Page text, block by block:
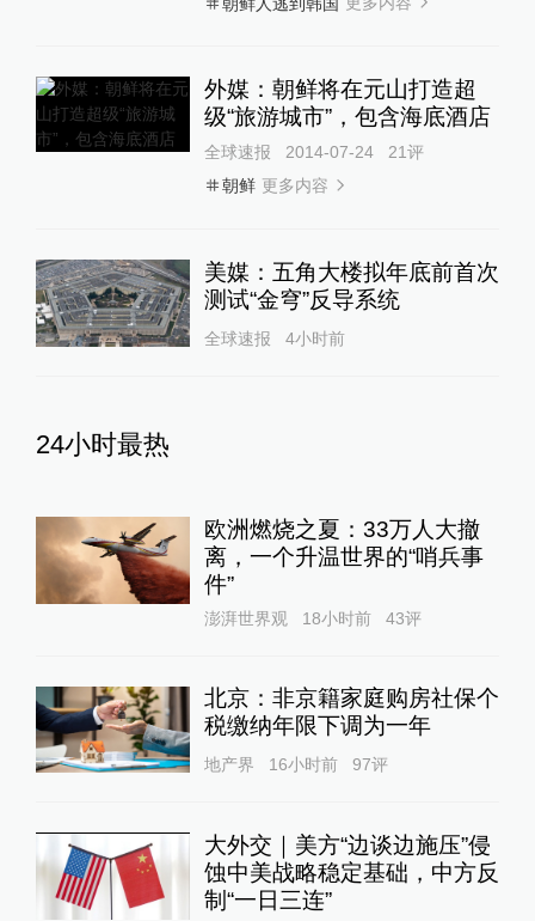
外媒：朝鲜将在元山打造超
级“旅游城市”，包含海底酒店
全球速报 2014-07-24 21评
朝鲜 更多内容
美媒：五角大楼拟年底前首次
测试“金穹”反导系统
全球速报 4小时前
24小时最热
欧洲燃烧之夏：33万人大撤
离，一个升温世界的“哨兵事
件”
澎湃世界观 18小时前 43评
北京：非京籍家庭购房社保个
税缴纳年限下调为一年
地产界 16小时前 97评
大外交｜美方“边谈边施压”侵
蚀中美战略稳定基础，中方反
制“一日三连”